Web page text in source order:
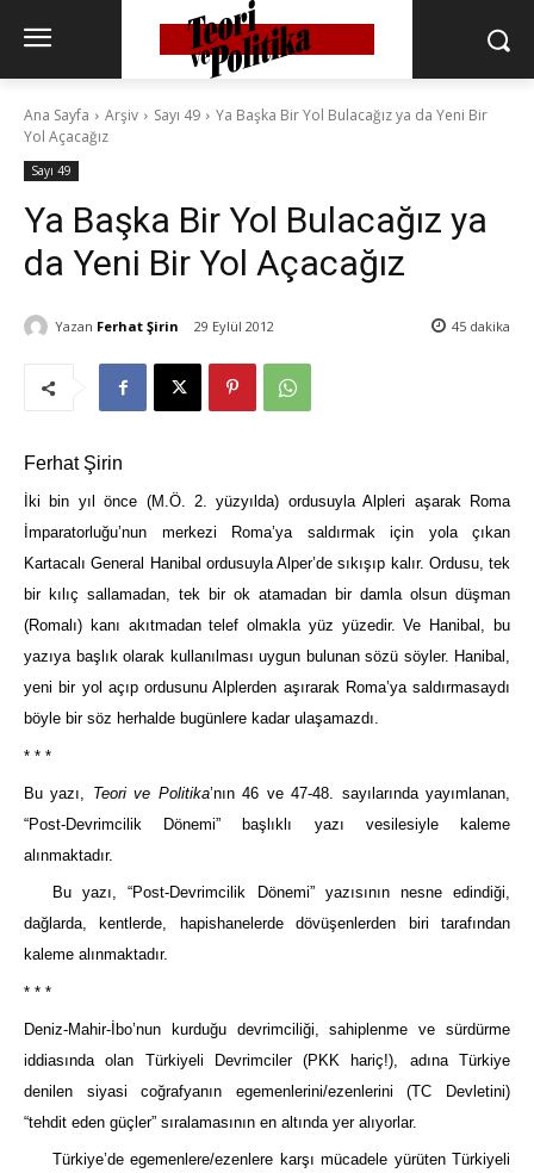
Ana Sayfa Arşiv Sayı 49
Ya Başka Bir Yol Bulacağız ya da Yeni Bir
Yol Açacağız
Sayı 49
Ya Başka Bir Yol Bulacağız ya
da Yeni Bir Yol Açacağız
Yazan Ferhat Şirin 29 Eylül 2012 45 dakika
Ferhat Şirin
İki bin yıl önce (M.Ö. 2. yüzyılda) ordusuyla Alpleri aşarak Roma
İmparatorluğu’nun merkezi Roma’ya saldırmak için yola çıkan
Kartacalı General Hanibal ordusuyla Alper’de sıkışıp kalır. Ordusu, tek
bir kılıç sallamadan, tek bir ok atamadan bir damla olsun düşman
(Romalı) kanı akıtmadan telef olmakla yüz yüzedir. Ve Hanibal, bu
yazıya başlık olarak kullanılması uygun bulunan sözü söyler. Hanibal,
yeni bir yol açıp ordusunu Alplerden aşırarak Roma’ya saldırmasaydı
böyle bir söz herhalde bugünlere kadar ulaşamazdı.
* * *
Bu yazı, Teori ve Politika’nın 46 ve 47-48. sayılarında yayımlanan,
“Post-Devrimcilik Dönemi” başlıklı yazı vesilesiyle kaleme
alınmaktadır.
Bu yazı, “Post-Devrimcilik Dönemi” yazısının nesne edindiği,
dağlarda, kentlerde, hapishanelerde dövüşenlerden biri tarafından
kaleme alınmaktadır.
* * *
Deniz-Mahir-İbo’nun kurduğu devrimciliği, sahiplenme ve sürdürme
iddiasında olan Türkiyeli Devrimciler (PKK hariç!), adına Türkiye
denilen siyasi coğrafyanın egemenlerini/ezenlerini (TC Devletini)
“tehdit eden güçler” sıralamasının en altında yer alıyorlar.
Türkiye’de egemenlere/ezenlere karşı mücadele yürüten Türkiyeli